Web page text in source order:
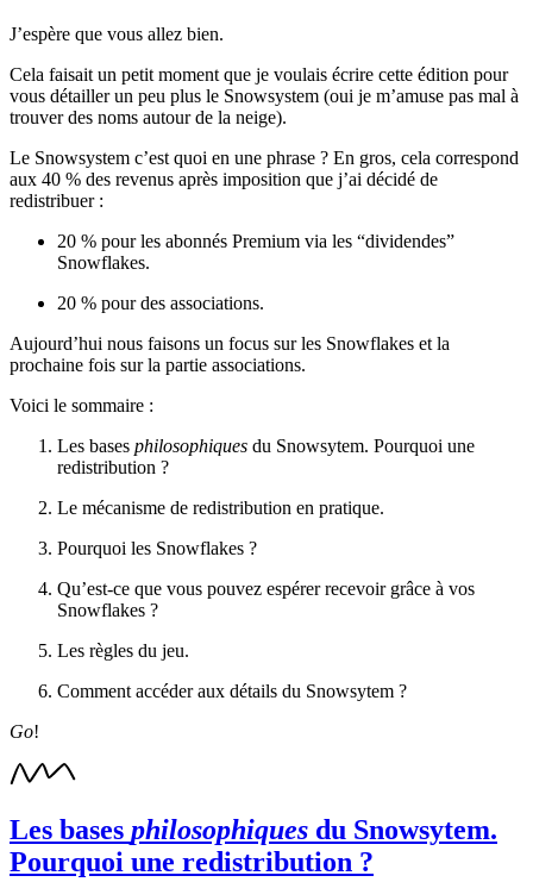
J’espère que vous allez bien.
Cela faisait un petit moment que je voulais écrire cette édition pour
vous détailler un peu plus le Snowsystem (oui je m’amuse pas mal à
trouver des noms autour de la neige).
Le Snowsystem c’est quoi en une phrase ? En gros, cela correspond
aux 40 % des revenus après imposition que j’ai décidé de
redistribuer :
20 % pour les abonnés Premium via les “dividendes”
Snowflakes.
20 % pour des associations.
Aujourd’hui nous faisons un focus sur les Snowflakes et la
prochaine fois sur la partie associations.
Voici le sommaire :
Les bases philosophiques du Snowsytem. Pourquoi une
redistribution ?
Le mécanisme de redistribution en pratique.
Pourquoi les Snowflakes ?
Qu’est-ce que vous pouvez espérer recevoir grâce à vos
Snowflakes ?
Les règles du jeu.
Comment accéder aux détails du Snowsytem ?
Go!
Les bases philosophiques du Snowsytem.
Pourquoi une redistribution ?